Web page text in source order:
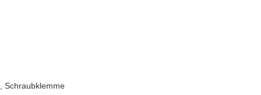
Schraubklemme